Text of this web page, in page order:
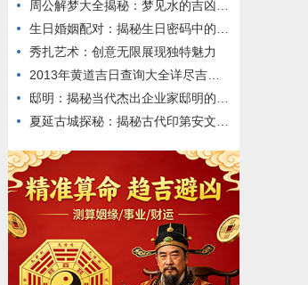
周公解梦大全揭秘：梦见水的吉凶预兆
生日婚姻配对：揭秘生日密码中的爱情缘分
秀扎艺术：创意无限展现独特魅力
2013年黄道吉日查询大全详尽吉日资讯推荐
邸明：揭秘当代杰出企业家邸明的成功之道
夏延古城探秘：揭秘古代印第安文明的历史足迹